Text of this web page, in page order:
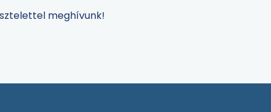
meghívunk!